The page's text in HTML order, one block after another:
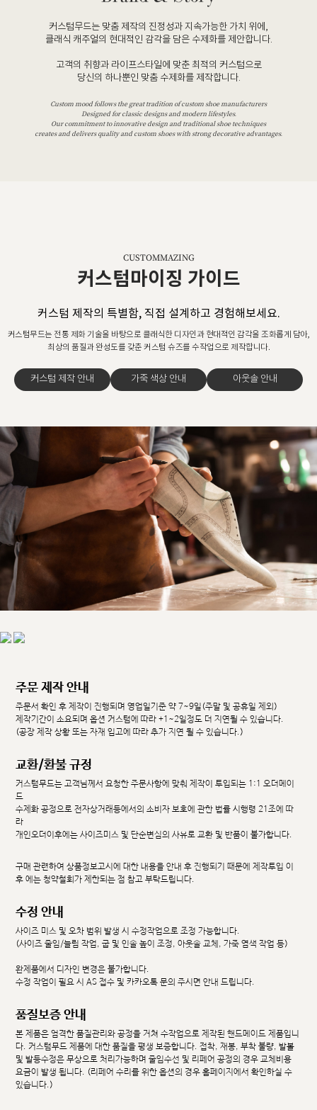
커스텀무드는 맞춤 제작의 진정성과 지속가능한 가치 위에,
클래식 캐주얼의 현대적인 감각을 담은 수제화를 제안합니다.
고객의 취향과 라이프스타일에 맞춘 최적의 커스텀으로
당신의 하나뿐인 맞춤 수제화를 제작합니다.
Custom mood follows the great tradition of custom shoe manufacturers
Designed for classic designs and modern lifestyles.
Our commitment to innovative design and traditional shoe techniques
creates and delivers quality and custom shoes with strong decorative advantages.
CUSTOMMAZING
커스텀마이징 가이드
커스텀 제작의 특별함, 직접 설계하고 경험해보세요.
커스텀무드는 전통 제화 기술을 바탕으로 클래식한 디자인과 현대적인 감각을 조화롭게 담아,
최상의 품질과 완성도를 갖춘 커스텀 슈즈를 수작업으로 제작합니다.
커스텀 제작 안내 가죽 색상 안내 아웃솔 안내
주문 제작 안내
주문서 확인 후 제작이 진행되며 영업일기준 약 7~9일(주말 및 공휴일 제외)
제작기간이 소요되며 옵션 커스텀에 따라 +1~2일정도 더 지연될 수 있습니다.
(공장 제작 상황 또는 자재 입고에 따라 추가 지연 될 수 있습니다.)
교환/환불 규정
커스텀무드는 고객님께서 요청한 주문사항에 맞춰 제작이 투입되는 1:1 오더메이
드
수제화 공정으로 전자상거래등에서의 소비자 보호에 관한 법률 시행령 21조에 따
라
개인오더이후에는 사이즈미스 및 단순변심의 사유로 교환 및 반품이 불가합니다.
구매 관련하여 상품정보고시에 대한 내용을 안내 후 진행되기 때문에 제작투입 이
후 에는 청약철회가 제한되는 점 참고 부탁드립니다.
수정 안내
사이즈 미스 및 오차 범위 발생 시 수정작업으로 조정 가능합니다.
(사이즈 줄임/늘림 작업, 굽 및 인솔 높이 조정, 아웃솔 교체, 가죽 염색 작업 등)
완제품에서 디자인 변경은 불가합니다.
수정 작업이 필요 시 AS 접수 및 카카오톡 문의 주시면 안내 드립니다.
품질보증 안내
본 제품은 엄격한 품질관리와 공정을 거쳐 수작업으로 제작된 핸드메이드 제품입니
다. 커스텀무드 제품에 대한 품질을 평생 보증합니다. 접착, 재봉, 부착 불량, 발볼
및 발등수정은 무상으로 처리가능하며 줄임수선 및 리페어 공정의 경우 교체비용
요금이 발생 됩니다. (리페어 수리를 위한 옵션의 경우 홈페이지에서 확인하실 수
있습니다.)